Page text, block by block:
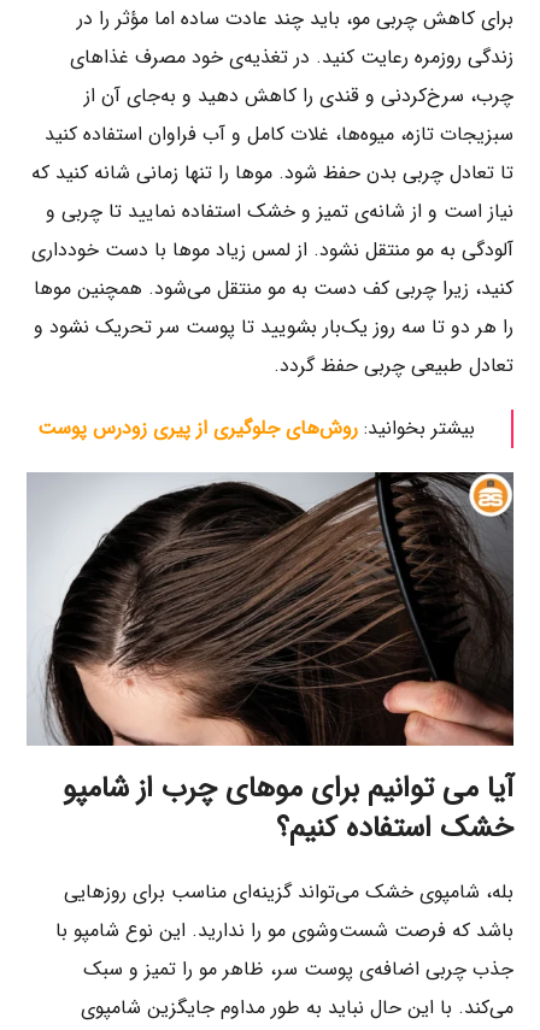
برای کاهش چربی مو، باید چند عادت ساده اما مؤثر را در
زندگی روزمره رعایت کنید. در تغذیه‌ی خود مصرف غذاهای
چرب، سرخ‌کردنی و قندی را کاهش دهید و به‌جای آن از
سبزیجات تازه، میوه‌ها، غلات کامل و آب فراوان استفاده کنید
تا تعادل چربی بدن حفظ شود. موها را تنها زمانی شانه کنید که
نیاز است و از شانه‌ی تمیز و خشک استفاده نمایید تا چربی و
آلودگی به مو منتقل نشود. از لمس زیاد موها با دست خودداری
کنید، زیرا چربی کف دست به مو منتقل می‌شود. همچنین موها
را هر دو تا سه روز یک‌بار بشویید تا پوست سر تحریک نشود و
تعادل طبیعی چربی حفظ گردد.
بیشتر بخوانید:روش‌های جلوگیری از پیری زودرس پوست
آیا می توانیم برای موهای چرب از شامپو
خشک استفاده کنیم؟
بله، شامپوی خشک می‌تواند گزینه‌ای مناسب برای روزهایی
باشد که فرصت شست‌وشوی مو را ندارید. این نوع شامپو با
جذب چربی اضافه‌ی پوست سر، ظاهر مو را تمیز و سبک
می‌کند. با این حال نباید به طور مداوم جایگزین شامپوی